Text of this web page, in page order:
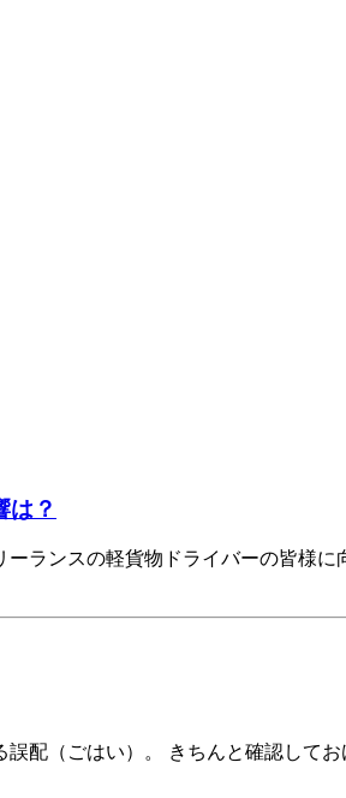
は？
ランスの軽貨物ドライバーの皆様
配（ごはい）。 きちんと確認して